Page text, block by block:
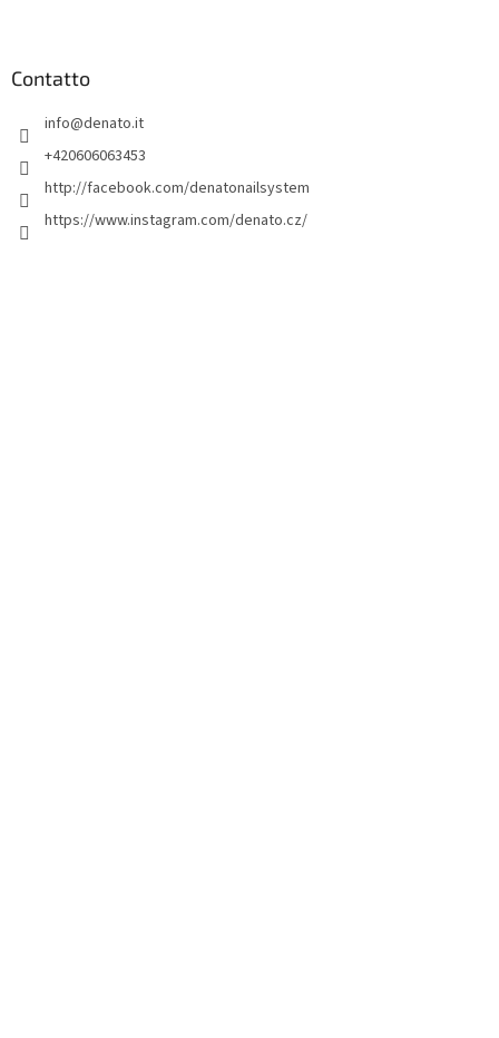
Contatto
info@denato.it
+420606063453
http://facebook.com/denatonailsystem
https://www.instagram.com/denato.cz/